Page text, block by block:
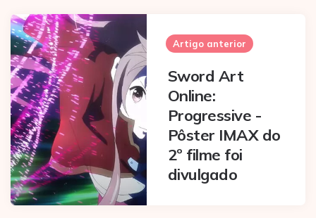
Post
navigation
Artigo anterior
Sword Art
Online:
Progressive -
Pôster IMAX do
2º filme foi
divulgado